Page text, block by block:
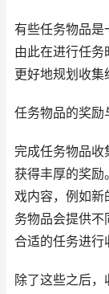
有些任务物品是
由此在进行任
更好地规划收集
任务物品的奖励
完成任务物品
获得丰厚的奖励
戏内容，例如新
务物品会提供
合适的任务进行
除了这些之后